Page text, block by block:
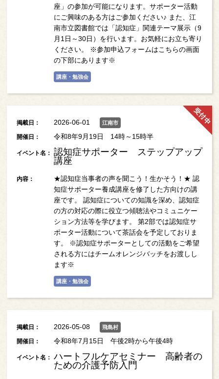
座」の参加が可能になります。サポーター活動
にご興味のある方はご参加ください♪ また、江
南市立図書館では「認知症」関連テーマ展示（9
月1日～30日）を行います。お気軽にお立ち寄り
ください。 ※参加申込フォームはこちらの画面
の下部にあります※
講座・勉強会
掲載日： 2026-06-01 江南市
開催日： 令和8年9月19日 14時～15時半
イベント名： 認知症サポーター ステップアップ
講座
内容：
★認知症当事者の声を聞こう！生かそう！★ 認
知症サポーター養成講座を修了した方向けの講
座です。 認知症についての知識を深め、認知症
の方の対応の際に役立つ傾聴法やコミュニケー
ション方法等を学びます。 第2部では認知症サ
ポーター活動について茶話会を予定しておりま
す。 ※認知症サポーターとしての活動をご希望
される方にはチームオレンジバッチをお渡しし
ます※
講座・勉強会
掲載日： 2026-05-08 飛島村
開催日： 令和8年7月15日 午後2時から午後4時
イベント名： ハートフルケアセミナー 高齢者の
ための介護予防入門